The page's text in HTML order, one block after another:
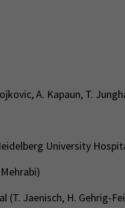
A. Kapaun, T.
University
Jaenisch, H. Gehrig-